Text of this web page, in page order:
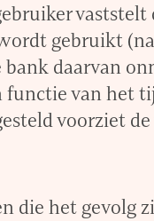
gebruikt
daarvan
van het
voorziet
die het gevolg